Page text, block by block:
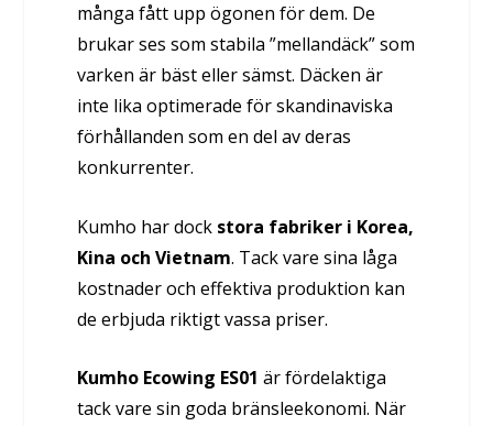
många fått upp ögonen för dem. De
brukar ses som stabila ”mellandäck” som
varken är bäst eller sämst. Däcken är
inte lika optimerade för skandinaviska
förhållanden som en del av deras
konkurrenter.
Kumho har dock stora fabriker i Korea,
Kina och Vietnam. Tack vare sina låga
kostnader och effektiva produktion kan
de erbjuda riktigt vassa priser.
Kumho Ecowing ES01 är fördelaktiga
tack vare sin goda bränsleekonomi. När